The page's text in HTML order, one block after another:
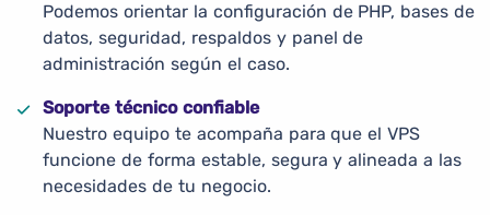
Podemos orientar la configuración de PHP, bases de
datos, seguridad, respaldos y panel de
administración según el caso.
Soporte técnico confiable
Nuestro equipo te acompaña para que el VPS
funcione de forma estable, segura y alineada a las
necesidades de tu negocio.